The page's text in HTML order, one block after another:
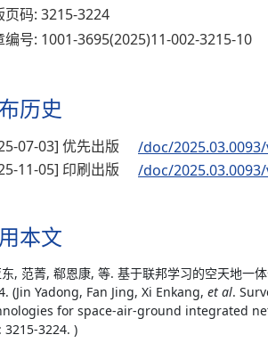
页码: 3215-3224
编号: 1001-3695(2025)11-002-3215-10
历史
07-03] 优先出版
/doc/2025.03.0093/
11-05] 印刷出版
/doc/
本文
, 范菁, 郗恩康, 等. 基于联邦学习的空天地一
(Jin Yadong, Fan Jing, Xi Enkang, et al.
for space-air-ground integrated
3215-3224. )